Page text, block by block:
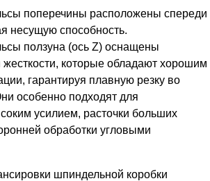
поперечины расположены спереди
несущую способность.
ползуна (ось Z) оснащены
которые обладают хорошим
гарантируя плавную резку во
особенно подходят для
усилием, расточки больших
обработки угловыми
шпиндельной коробки